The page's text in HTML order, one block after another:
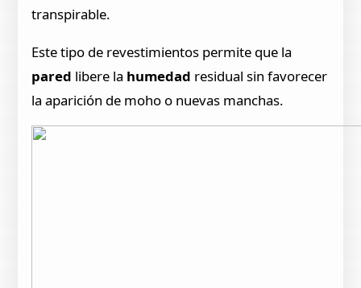
transpirable.
Este tipo de revestimientos permite que la
pared libere la humedad residual sin favorecer
la aparición de moho o nuevas manchas.